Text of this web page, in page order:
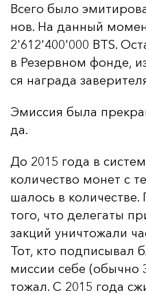
Все­го бы­ло
нов. На дан­ный
2'612'400'000 BTS.
в Ре­зер­вном фон­де,
ся наг­ра­да
Эмис­сия бы­ла
да.
До 2015 го­да в
ко­ли­чес­тво мо­нет с
ша­лось в ко­ли­чес­тве.
то­го, что де­ле­га­ты
зак­ций унич­то­жа­ли
Тот, кто под­пи­сы­вал
мис­сии се­бе (обыч­но
то­жал. С 2015 го­да